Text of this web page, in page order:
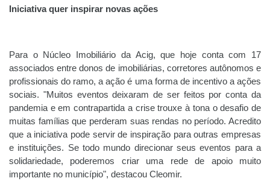
Iniciativa quer inspirar novas ações
Para o Núcleo Imobiliário da Acig, que hoje conta com 17
associados entre donos de imobiliárias, corretores autônomos e
profissionais do ramo, a ação é uma forma de incentivo a ações
sociais. "Muitos eventos deixaram de ser feitos por conta da
pandemia e em contrapartida a crise trouxe à tona o desafio de
muitas famílias que perderam suas rendas no período. Acredito
que a iniciativa pode servir de inspiração para outras empresas
e instituições. Se todo mundo direcionar seus eventos para a
solidariedade, poderemos criar uma rede de apoio muito
importante no município", destacou Cleomir.